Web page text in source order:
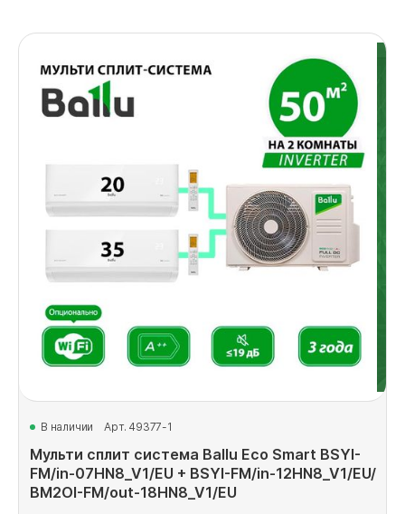
В наличии Арт. 49377-1
Мульти сплит система Ballu Eco Smart BSYI-
FM/in-07HN8_V1/EU + BSYI-FM/in-12HN8_V1/EU/
BM2OI-FM/out-18HN8_V1/EU